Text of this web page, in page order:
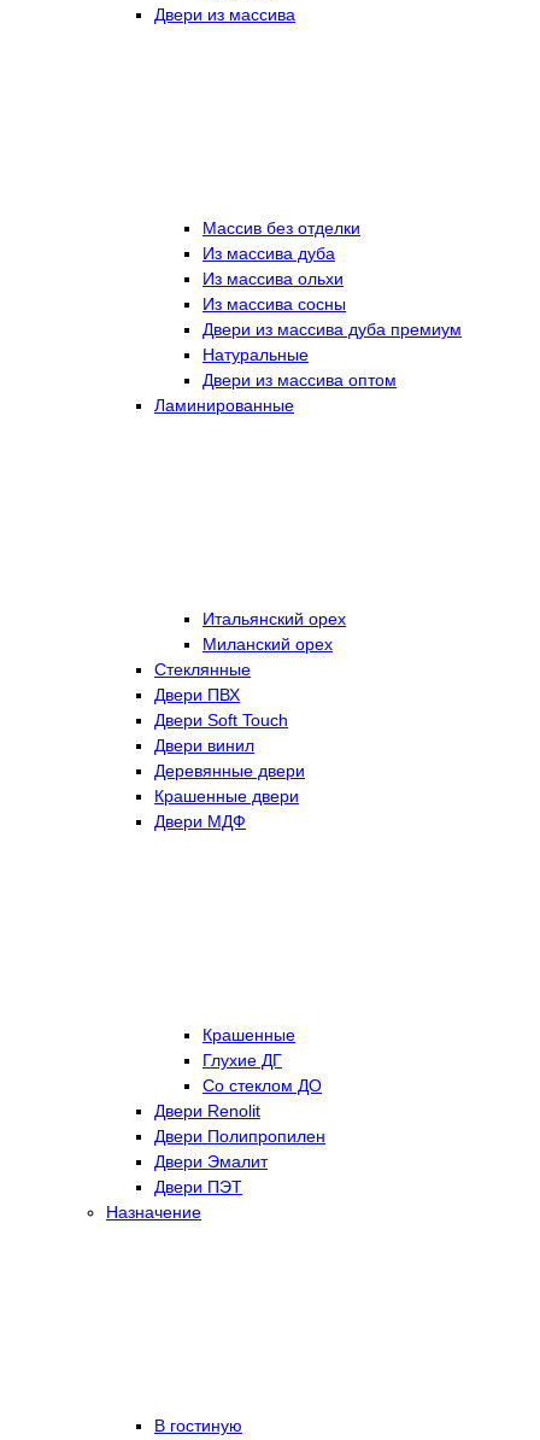
Двери из массива
Массив без отделки
Из массива дуба
Из массива ольхи
Из массива сосны
Двери из массива дуба премиум
Натуральные
Двери из массива оптом
Ламинированные
Итальянский орех
Миланский орех
Стеклянные
Двери ПВХ
Двери Soft Touch
Двери винил
Деревянные двери
Крашенные двери
Двери МДФ
Крашенные
Глухие ДГ
Со стеклом ДО
Двери Renolit
Двери Полипропилен
Двери Эмалит
Двери ПЭТ
Назначение
В гостиную